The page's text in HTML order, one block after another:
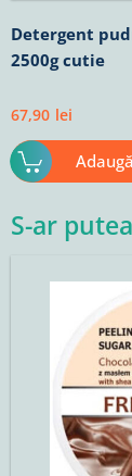
Detergent
2500g cutie
67,90 lei
S-ar